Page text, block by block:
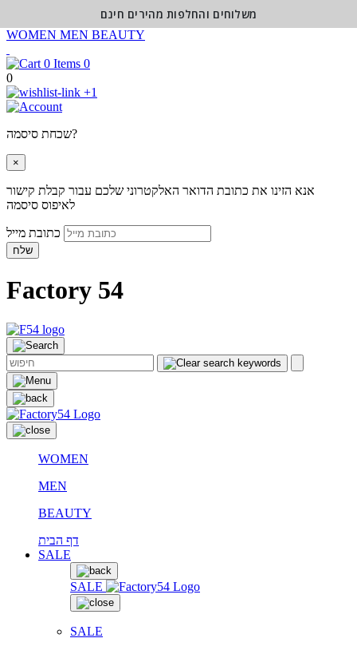
WOMEN MEN BEAUTY
0
0
+1
שכחת סיסמה?
×
אנא הזינו את כתובת הדואר האלקטרוני שלכם עבור קבלת קישור
לאיפוס סיסמה
שלח
Factory 54
WOMEN
MEN
BEAUTY
דף הבית
SALE
SALE
SALE
משלוחים והחלפות מהירים חינם